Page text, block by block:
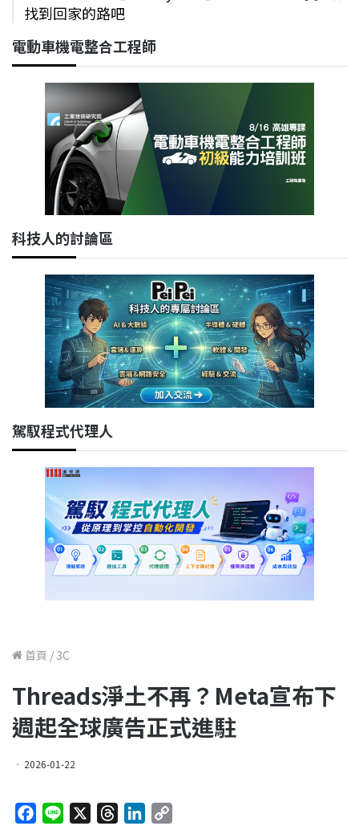
找到回家的路吧
電動車機電整合工程師
科技人的討論區
駕馭程式代理人